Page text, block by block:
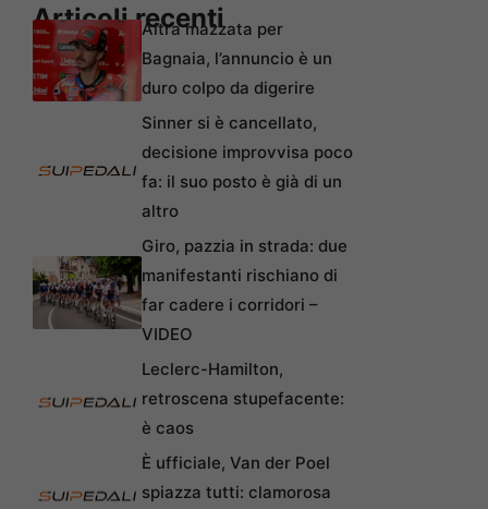
Articoli recenti
Altra mazzata per
Bagnaia, l’annuncio è un
duro colpo da digerire
Sinner si è cancellato,
decisione improvvisa poco
fa: il suo posto è già di un
altro
Giro, pazzia in strada: due
manifestanti rischiano di
far cadere i corridori –
VIDEO
Leclerc-Hamilton,
retroscena stupefacente:
è caos
È ufficiale, Van der Poel
spiazza tutti: clamorosa